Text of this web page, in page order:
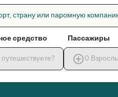
страну или паромную
средство Пассажиры
0